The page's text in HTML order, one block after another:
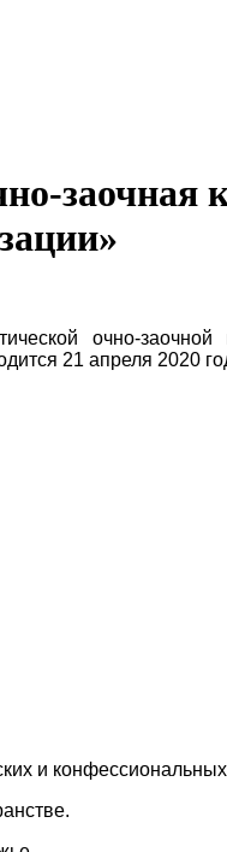
заочная
очно-
21 апреля 2020
и